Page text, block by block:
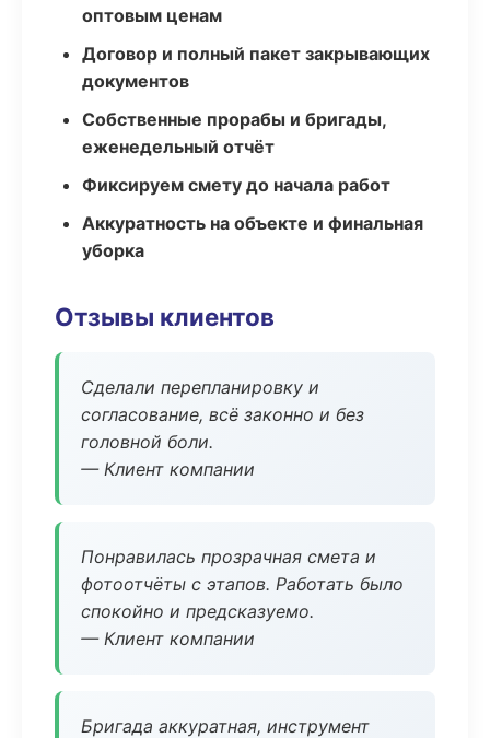
оптовым ценам
Договор и полный пакет закрывающих
документов
Собственные прорабы и бригады,
еженедельный отчёт
Фиксируем смету до начала работ
Аккуратность на объекте и финальная
уборка
Отзывы клиентов
Сделали перепланировку и
согласование, всё законно и без
головной боли.
— Клиент компании
Понравилась прозрачная смета и
фотоотчёты с этапов. Работать было
спокойно и предсказуемо.
— Клиент компании
Бригада аккуратная, инструмент